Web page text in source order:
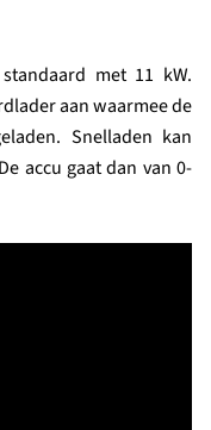
met 11 kW.
aan waarmee de
Snelladen kan
accu gaat dan van 0-